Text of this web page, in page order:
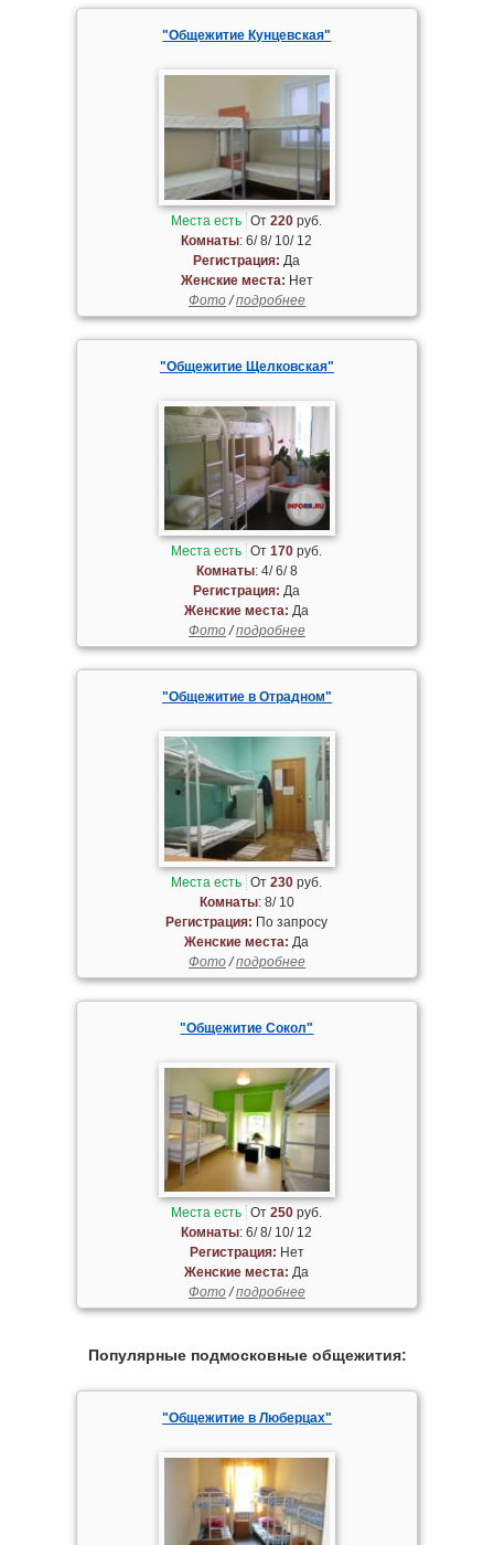
"Общежитие Кунцевская"
Места есть От220 руб.
Комнаты: 6/ 8/ 10/ 12
Регистрация: Да
Женские места: Нет
Фото/подробнее
"Общежитие Щелковская"
Места есть От170 руб.
Комнаты: 4/ 6/ 8
Регистрация: Да
Женские места: Да
Фото/подробнее
"Общежитие в Отрадном"
Места есть От230 руб.
Комнаты: 8/ 10
Регистрация: По запросу
Женские места: Да
Фото/подробнее
"Общежитие Сокол"
Места есть От250 руб.
Комнаты: 6/ 8/ 10/ 12
Регистрация: Нет
Женские места: Да
Фото/подробнее
Популярные подмосковные общежития:
"Общежитие в Люберцах"